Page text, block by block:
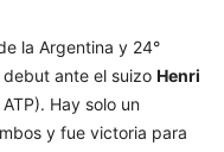
la Argentina y 24°
ante el suizo Henri
Hay solo un
y fue victoria para